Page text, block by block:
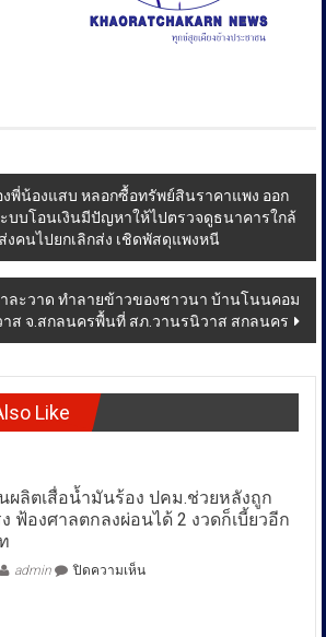
งพี่น้องแสบ หลอกซื้อทรัพย์สินราคาแพง ออก
บบโอนเงินมีปัญหาให้ไปตรวจดูธนาคารใกล้
งคนไปยกเลิกส่ง เชิดพัสดุแพงหนี
าละวาด ทำลายข้าวของชาวนา บ้านโนนคอม
าส จ.สกลนครพื้นที่ สภ.วานรนิวาส สกลนคร
Like
ผลิตเสื่อน้ำมันร้อง ปคม.ช่วยหลังถูก
ฟ้องศาลตกลงผ่อนได้ 2 งวดก็เบี้ยวอีก
admin ปิดความเห็นบน